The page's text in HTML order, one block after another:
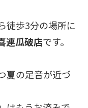
徒歩3分の場所に
連瓜破店です。
夏の足音が近づ